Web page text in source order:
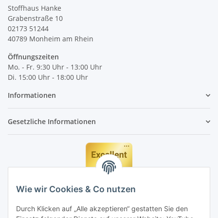
Wie wir Cookies & Co nutzen
Durch Klicken auf „Alle akzeptieren“ gestatten Sie den
Stoffhaus Hanke
Grabenstraße 10
02173 51244
40789 Monheim am Rhein
Öffnungszeiten
Mo. - Fr. 9:30 Uhr - 13:00 Uhr
Di. 15:00 Uhr - 18:00 Uhr
Informationen
Gesetzliche Informationen